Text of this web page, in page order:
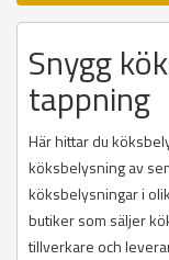
Snygg
tappning
Här hittar du
köksbelysning av
köksbelysningar i
butiker som säljer
tillverkare och